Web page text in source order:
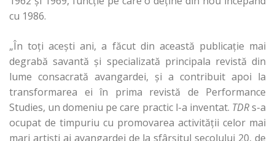
cu 1986.
„În toţi aceşti ani, a făcut din această publicaţie mai
degrabă savantă şi specializată principala revistă din
lume consacrată avangardei, şi a contribuit apoi la
transformarea ei în prima revistă de Performance
Studies, un domeniu pe care practic l-a inventat. TDRs-a
ocupat de timpuriu cu promovarea activităţii celor mai
mari artişti ai avangardei de la sfârşitul secolului 20, de